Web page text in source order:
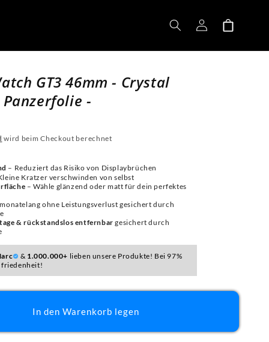
EinloggenWarenkorb
GT3 46mm - Crystal
-
wird beim Checkout berechnet
– Reduziert das Risiko von Displaybrüchen
Kratzer verschwinden von selbst
– Wähle glänzend oder matt für dein perfektes
ohne Leistungsverlust gesichert durch
& rückstandslos entfernbargesichert durch
& 1.000.000+ lieben unsere Produkte! Bei 97%
In den Warenkorb legen